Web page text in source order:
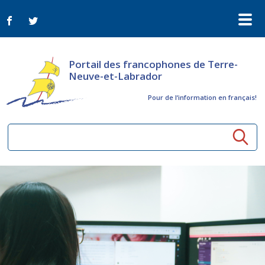
Portail des francophones de Terre-
Neuve-et-Labrador
Pour de l‘information en français!
Ressources communautaires
Activités à distance
ConnectAînés
Arts et culture
Appels d'offres du secteur culturel
Plan de Développement Global
Organismes
Bulletin Le FrancoTNL